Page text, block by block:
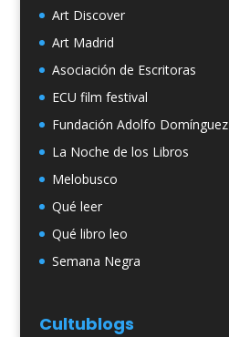
Art Discover
Art Madrid
Asociación de Escritoras
ECU film festival
Fundación Adolfo Domínguez
La Noche de los Libros
Melobusco
Qué leer
Qué libro leo
Semana Negra
Cultublogs